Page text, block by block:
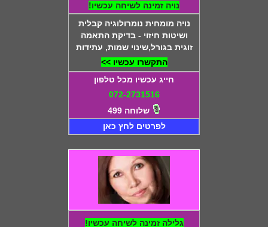
נויה זמינה לשיחה עכשיו!
נויה מומחית נומרולוגיה קבלית
ושיטות חיזוי - בדיקת התאמה
זוגית בגורל,שינוי שמות, עתידות
התקשרו עכשיו >>
חייג עכשיו מכל טלפון
072-2731516
שלוחה 499
לפרטים לחץ כאן
גלילה זמינה לשיחה עכשיו!